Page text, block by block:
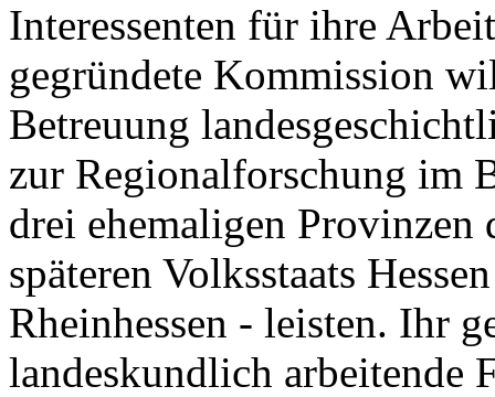
Interessenten für ihre
gegründete Kommission
Betreuung
zur Regionalforschung im
drei ehemaligen Provinzen
späteren Volksstaats
Rheinhessen - leisten. Ihr
landeskundlich arbeitende